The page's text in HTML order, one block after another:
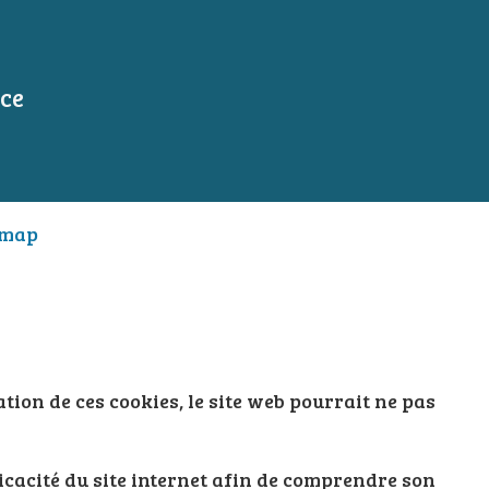
de ces cookies, le site web pourrait ne pas
du site internet afin de comprendre son